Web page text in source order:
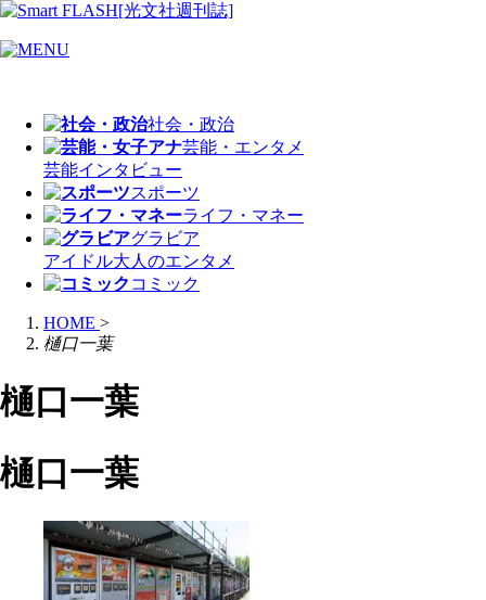
社会・政治
芸能・エンタメ
芸能インタビュー
スポーツ
ライフ・マネー
グラビア
アイドル大人のエンタメ
コミック
HOME >
樋口一葉
樋口一葉
樋口一葉